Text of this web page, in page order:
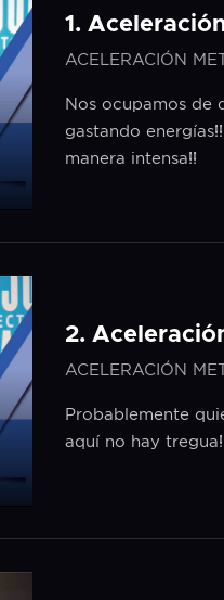
1.
ACELERACIÓN
Nos ocupamos de
gastando
manera intensa!!
2.
ACELERACIÓN
Probablemente
aquí no hay tregua!